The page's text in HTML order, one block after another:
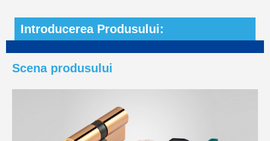
Introducerea Produsului:
Scena produsului